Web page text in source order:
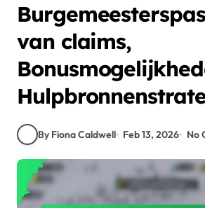
van claims,
By Fiona Caldwell Feb 13, 2026 No